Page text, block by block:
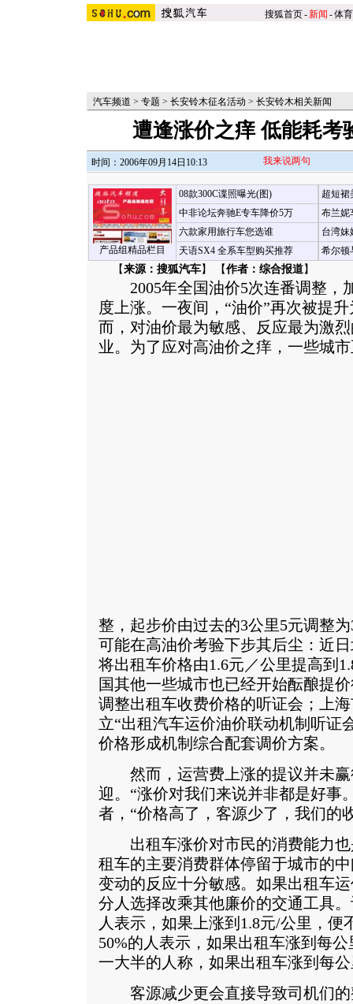
搜狐首页-新闻 -体育
汽车频道 > 专题 > 长安铃木征名活动 > 长安铃木相关新闻
遭逢涨价之痒 低能耗考
时间：2006年09月14日10:13 我来说两句
产品组精品栏目
08款300C谍照曝光(图)
中非论坛奔驰E专车降价5万
六款家用旅行车您选谁
天语SX4 全系车型购买推荐
超短裙
布兰妮
台湾妹
希尔顿
【来源：搜狐汽车】 【作者：综合报道】
2005年全国油价5次连番调整，
度上涨。一夜间，“油价”再次被提
而，对油价最为敏感、反应最为激
业。为了应对高油价之痒，一些城
整，起步价由过去的3公里5元调整
可能在高油价考验下步其后尘：近
将出租车价格由1.6元／公里提高到
国其他一些城市也已经开始酝酿提
调整出租车收费价格的听证会；上
立“出租汽车运价油价联动机制听证
价格形成机制综合配套调价方案。
然而，运营费上涨的提议并未赢
迎。“涨价对我们来说并非都是好事
者，“价格高了，客源少了，我们的
出租车涨价对市民的消费能力也
租车的主要消费群体停留于城市的
变动的反应十分敏感。如果出租车
分人选择改乘其他廉价的交通工具
人表示，如果上涨到1.8元/公里，便
50%的人表示，如果出租车涨到每
一大半的人称，如果出租车涨到每
客源减少更会直接导致司机们的